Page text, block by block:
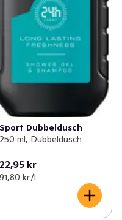
Sport Dubbeldusch
250 ml, Dubbeldusch
22,95 kr
91,80 kr /l